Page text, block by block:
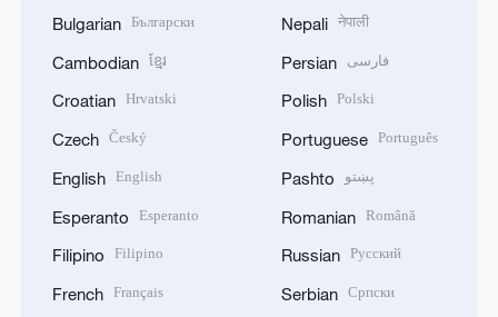
Bulgarian Български
Cambodian ខ្មែរ
Croatian Hrvatski
Czech Český
English English
Esperanto Esperanto
Filipino Filipino
French Français
Nepali नेपाली
Persian فارسی
Polish Polski
Portuguese Português
Pashto پښتو
Romanian Română
Russian Русский
Serbian Српски